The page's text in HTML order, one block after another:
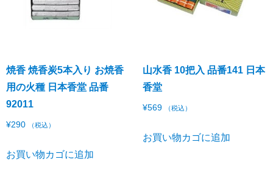
焼香 焼香炭5本入り お焼香
用の火種 日本香堂 品番
92011
¥290 （税込）
お買い物カゴに追加
山水香 10把入 品番141 日本
香堂
¥569 （税込）
お買い物カゴに追加